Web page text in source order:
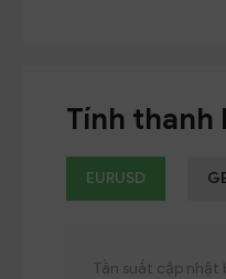
Tính thanh
EURUSD
Tần suất cập